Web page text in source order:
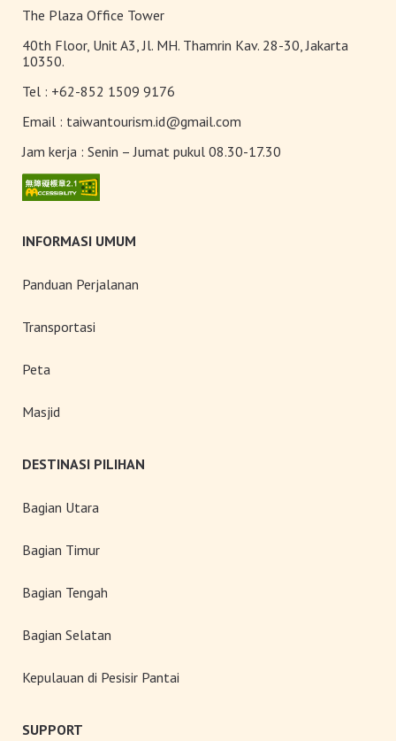
The Plaza Office Tower
40th Floor, Unit A3, Jl. MH. Thamrin Kav. 28-30, Jakarta
10350.
Tel : +62-852 1509 9176
Email : taiwantourism.id@gmail.com
Jam kerja : Senin – Jumat pukul 08.30-17.30
INFORMASI UMUM
Panduan Perjalanan
Transportasi
Peta
Masjid
DESTINASI PILIHAN
Bagian Utara
Bagian Timur
Bagian Tengah
Bagian Selatan
Kepulauan di Pesisir Pantai
SUPPORT